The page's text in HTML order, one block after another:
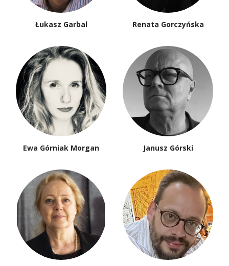
Łukasz Garbal Renata Gorczyńska
Ewa Górniak Morgan Janusz Górski